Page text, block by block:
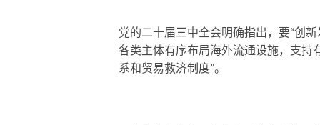
党的二十届三中全会明确指出，要“创
各类主体有序布局海外流通设施，支持
系和贸易救济制度”。